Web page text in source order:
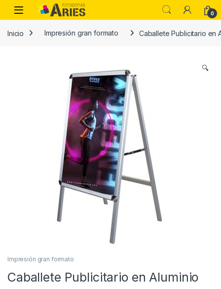
Skip to navigation
Skip to content
Open 0
Inicio Impresión gran formato Caballete Publicitario en
🔍
Impresión gran formato
Caballete Publicitario en Aluminio